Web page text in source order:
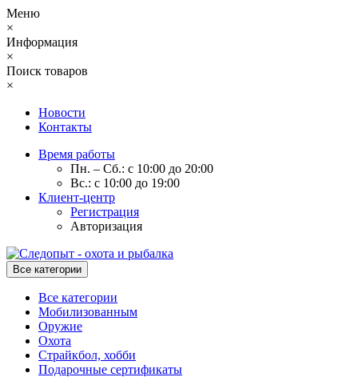
Меню
×
Информация
×
Поиск товаров
×
Новости
Контакты
Время работы
Пн. – Сб.: с 10:00 до 20:00
Вс.: с 10:00 до 19:00
Клиент-центр
Регистрация
Авторизация
Все категории
Все категории
Мобилизованным
Оружие
Охота
Страйкбол, хобби
Подарочные сертификаты